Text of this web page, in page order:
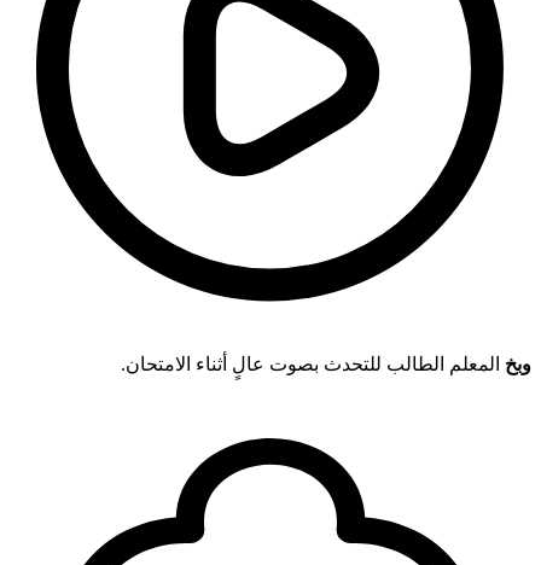
وبخ المعلم الطالب للتحدث بصوت عالٍ أثناء الامتحان.